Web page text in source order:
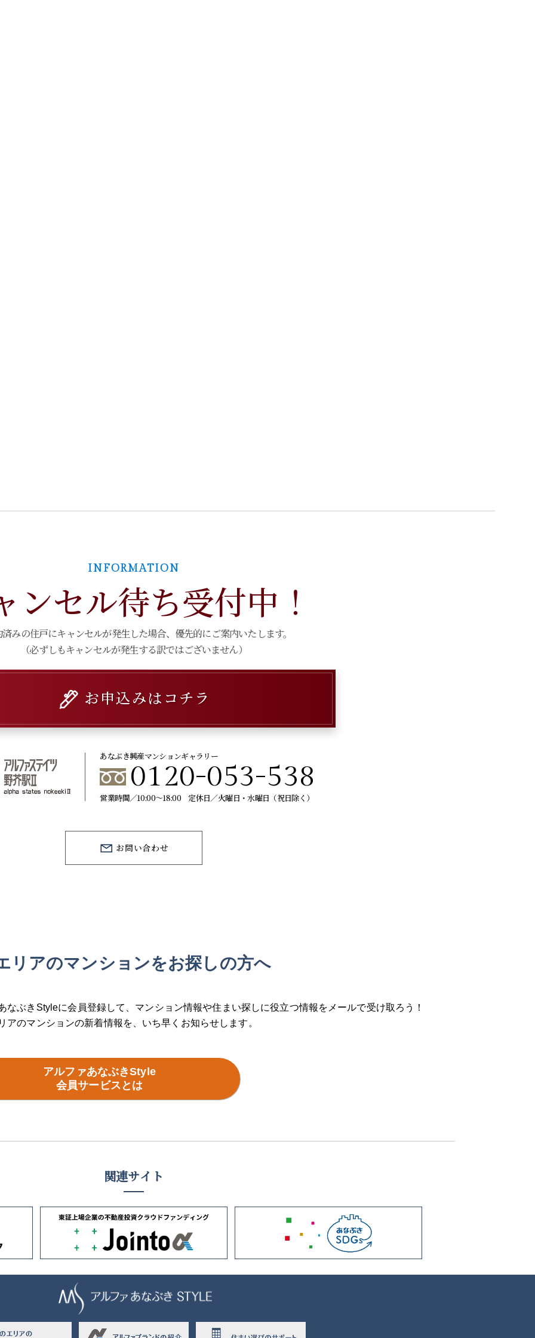
INFORMATION
ンセル待ち受付中！
みの住戸にキャンセルが発生した場合、 優先的にご案内いたします。
（必ずしもキャンセルが発生する訳ではございません）
お申込みはコチラ
あなぶき興産マンションギャラリー
0120-053-538
営業時間／10:00～18:00 定休日／火曜日・水曜日（祝日除く）
お問い合わせ
リアのマンションをお探しの方へ
なぶきStyleに会員登録して、 マンション情報や住まい探しに役立つ情報を メールで受け取ろう！
アのマンションの新着情報を、 いち早くお知らせします。
アルファあなぶきStyle
会員サービスとは
関連サイト